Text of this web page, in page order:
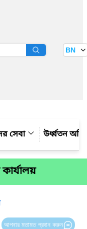
BN
সেবা উর্ধ্বতন
আপনার মতামত প্রদান করুন